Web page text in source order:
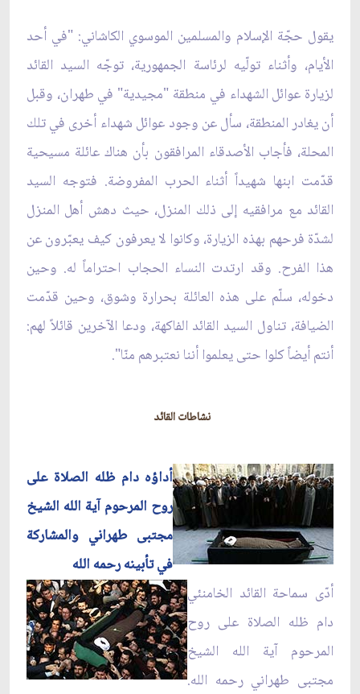
يقول حجّة الإسلام والمسلمين الموسوي الكاشاني: "في أحد
الأيام، وأثناء تولّيه لرئاسة الجمهورية، توجّه السيد القائد
لزيارة عوائل الشهداء في منطقة "مجيدية" في طهران، وقبل
أن يغادر المنطقة، سأل عن وجود عوائل شهداء أخرى في تلك
المحلة، فأجاب الأصدقاء المرافقون بأن هناك عائلة مسيحية
قدّمت ابنها شهيداً أثناء الحرب المفروضة. فتوجه السيد
القائد مع مرافقيه إلى ذلك المنزل، حيث دهش أهل المنزل
لشدّة فرحهم بهذه الزيارة، وكانوا لا يعرفون كيف يعبّرون عن
هذا الفرح. وقد ارتدت النساء الحجاب احتراماً له. وحين
دخوله، سلّم على هذه العائلة بحرارة وشوق، وحين قدّمت
الضيافة، تناول السيد القائد الفاكهة، ودعا الآخرين قائلاً لهم:
أنتم أيضاً كلوا حتى يعلموا أننا نعتبرهم منّا".
نشاطات القائد
أداؤه دام ظله الصلاة على
روح المرحوم آية الله الشيخ
مجتبى طهراني والمشاركة
في تأبينه رحمه الله
أدّى سماحة القائد الخامنئي
دام ظله الصلاة على روح
المرحوم آية الله الشيخ
مجتبى طهراني رحمه الله.